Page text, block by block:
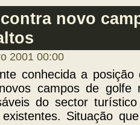
novo
2001 00:00
a posição
campos de golfe
do sector
Situação